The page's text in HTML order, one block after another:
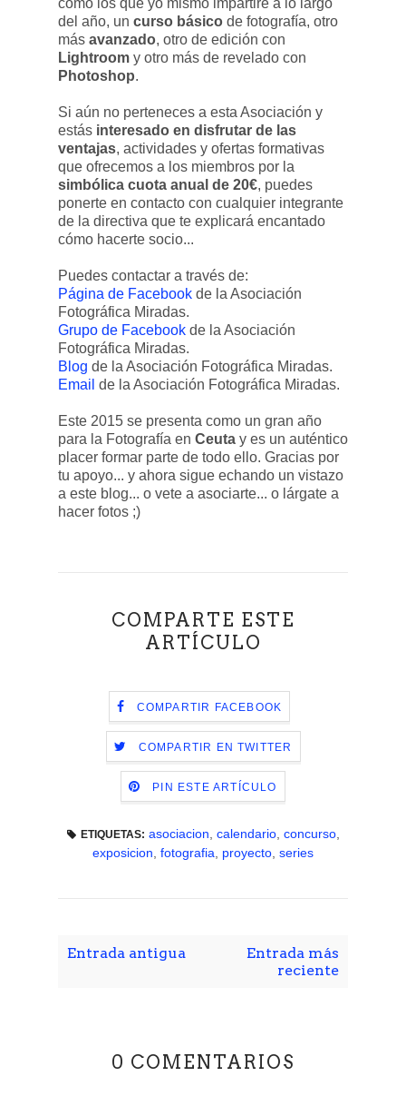
del año, un curso básico de fotografía, otro
más avanzado, otro de edición con
Lightroom y otro más de revelado con
Photoshop.
Si aún no perteneces a esta Asociación y
estás interesado en disfrutar de las
ventajas, actividades y ofertas formativas
que ofrecemos a los miembros por la
simbólica cuota anual de 20€, puedes
ponerte en contacto con cualquier integrante
de la directiva que te explicará encantado
cómo hacerte socio...
Puedes contactar a través de:
Página de Facebook de la Asociación
Fotográfica Miradas.
Grupo de Facebook de la Asociación
Fotográfica Miradas.
Blog de la Asociación Fotográfica Miradas.
Email de la Asociación Fotográfica Miradas.
Este 2015 se presenta como un gran año
para la Fotografía en Ceuta y es un auténtico
placer formar parte de todo ello. Gracias por
tu apoyo... y ahora sigue echando un vistazo
a este blog... o vete a asociarte... o lárgate a
hacer fotos ;)
COMPARTE ESTE
ARTÍCULO
COMPARTIR FACEBOOK
COMPARTIR EN TWITTER
PIN ESTE ARTÍCULO
ETIQUETAS: asociacion calendario, concurso,
exposicion fotografia proyecto series
Entrada más
reciente
Entrada antigua
0 COMENTARIOS